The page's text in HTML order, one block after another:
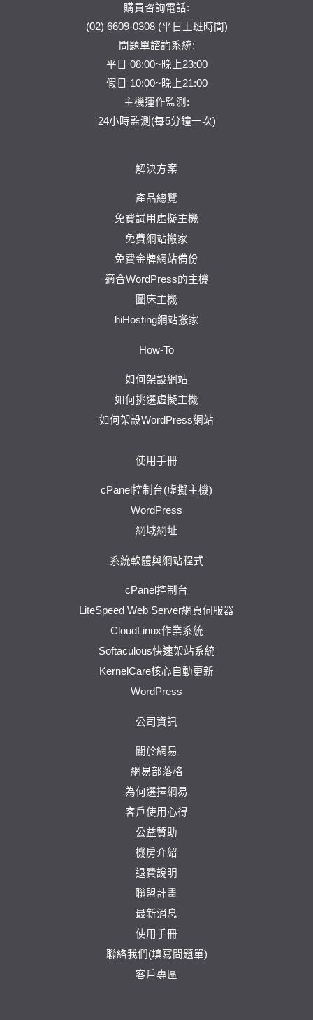
購買咨詢電話:
(02) 6609-0308 (平日上班時間)
問題單諮詢系統:
平日 08:00~晚上23:00
假日 10:00~晚上21:00
主機運作監測:
24小時監測(每5分鐘一次)
解決方案
產品總覽
免費試用虛擬主機
免費網站搬家
免費金牌網站備份
適合WordPress的主機
圖床主機
hiHosting網站搬家
How-To
如何架設網站
如何挑選虛擬主機
如何架設WordPress網站
使用手冊
cPanel控制台(虛擬主機)
WordPress
網域網址
系統軟體與網站程式
cPanel控制台
LiteSpeed Web Server網頁伺服器
CloudLinux作業系統
Softaculous快速架站系統
KernelCare核心自動更新
WordPress
公司資訊
關於網易
網易部落格
為何選擇網易
客戶使用心得
公益贊助
機房介紹
退費說明
聯盟計畫
最新消息
使用手冊
聯絡我們(填寫問題單)
客戶專區